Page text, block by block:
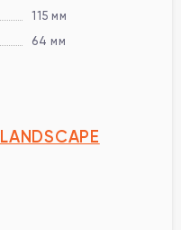
115 мм
64 мм
LANDSCAPE